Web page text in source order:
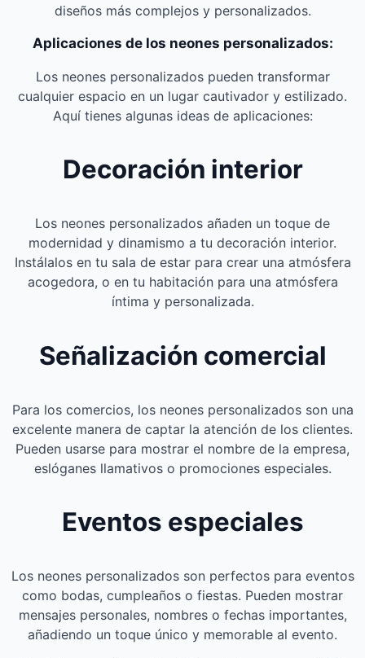
diseños más complejos y personalizados.
Aplicaciones de los neones personalizados:
Los neones personalizados pueden transformar
cualquier espacio en un lugar cautivador y estilizado.
Aquí tienes algunas ideas de aplicaciones:
Decoración interior
Los neones personalizados añaden un toque de
modernidad y dinamismo a tu decoración interior.
Instálalos en tu sala de estar para crear una atmósfera
acogedora, o en tu habitación para una atmósfera
íntima y personalizada.
Señalización comercial
Para los comercios, los neones personalizados son una
excelente manera de captar la atención de los clientes.
Pueden usarse para mostrar el nombre de la empresa,
eslóganes llamativos o promociones especiales.
Eventos especiales
Los neones personalizados son perfectos para eventos
como bodas, cumpleaños o fiestas. Pueden mostrar
mensajes personales, nombres o fechas importantes,
añadiendo un toque único y memorable al evento.